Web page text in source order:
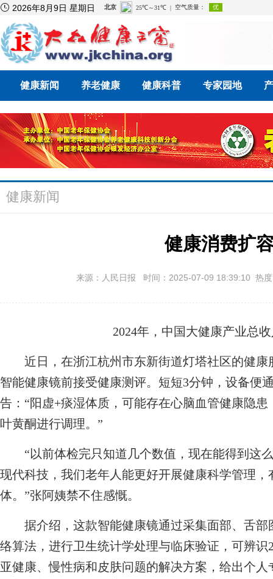
 2026年8月9日 星期日
健康新闻 养老健康 健康科普 专家园地
健康新闻
健康消费扩
来源：人民日报 时间：2025-07-09 18:39:10 热
2024年，中国大健康产业总
近日，在浙江杭州市东新街道灯塔社区的健康
智能健康镜前接受健康测评。短短3分钟，设备便
告：“阳虚+痰湿体质，可能存在心脑血管健康隐
叶黄酮进行调理。”
“以前体检完只知道几个数值，现在能得到这
现代科技，我们老年人能更好开展健康科学管理
体。”张阿姨禁不住感慨。
据介绍，这款智能健康镜通过采集面部、舌部
络算法，进行卫生统计学处理与临床验证，可辨
亚健康、慢性病和皮肤问题的解决方案，给出个